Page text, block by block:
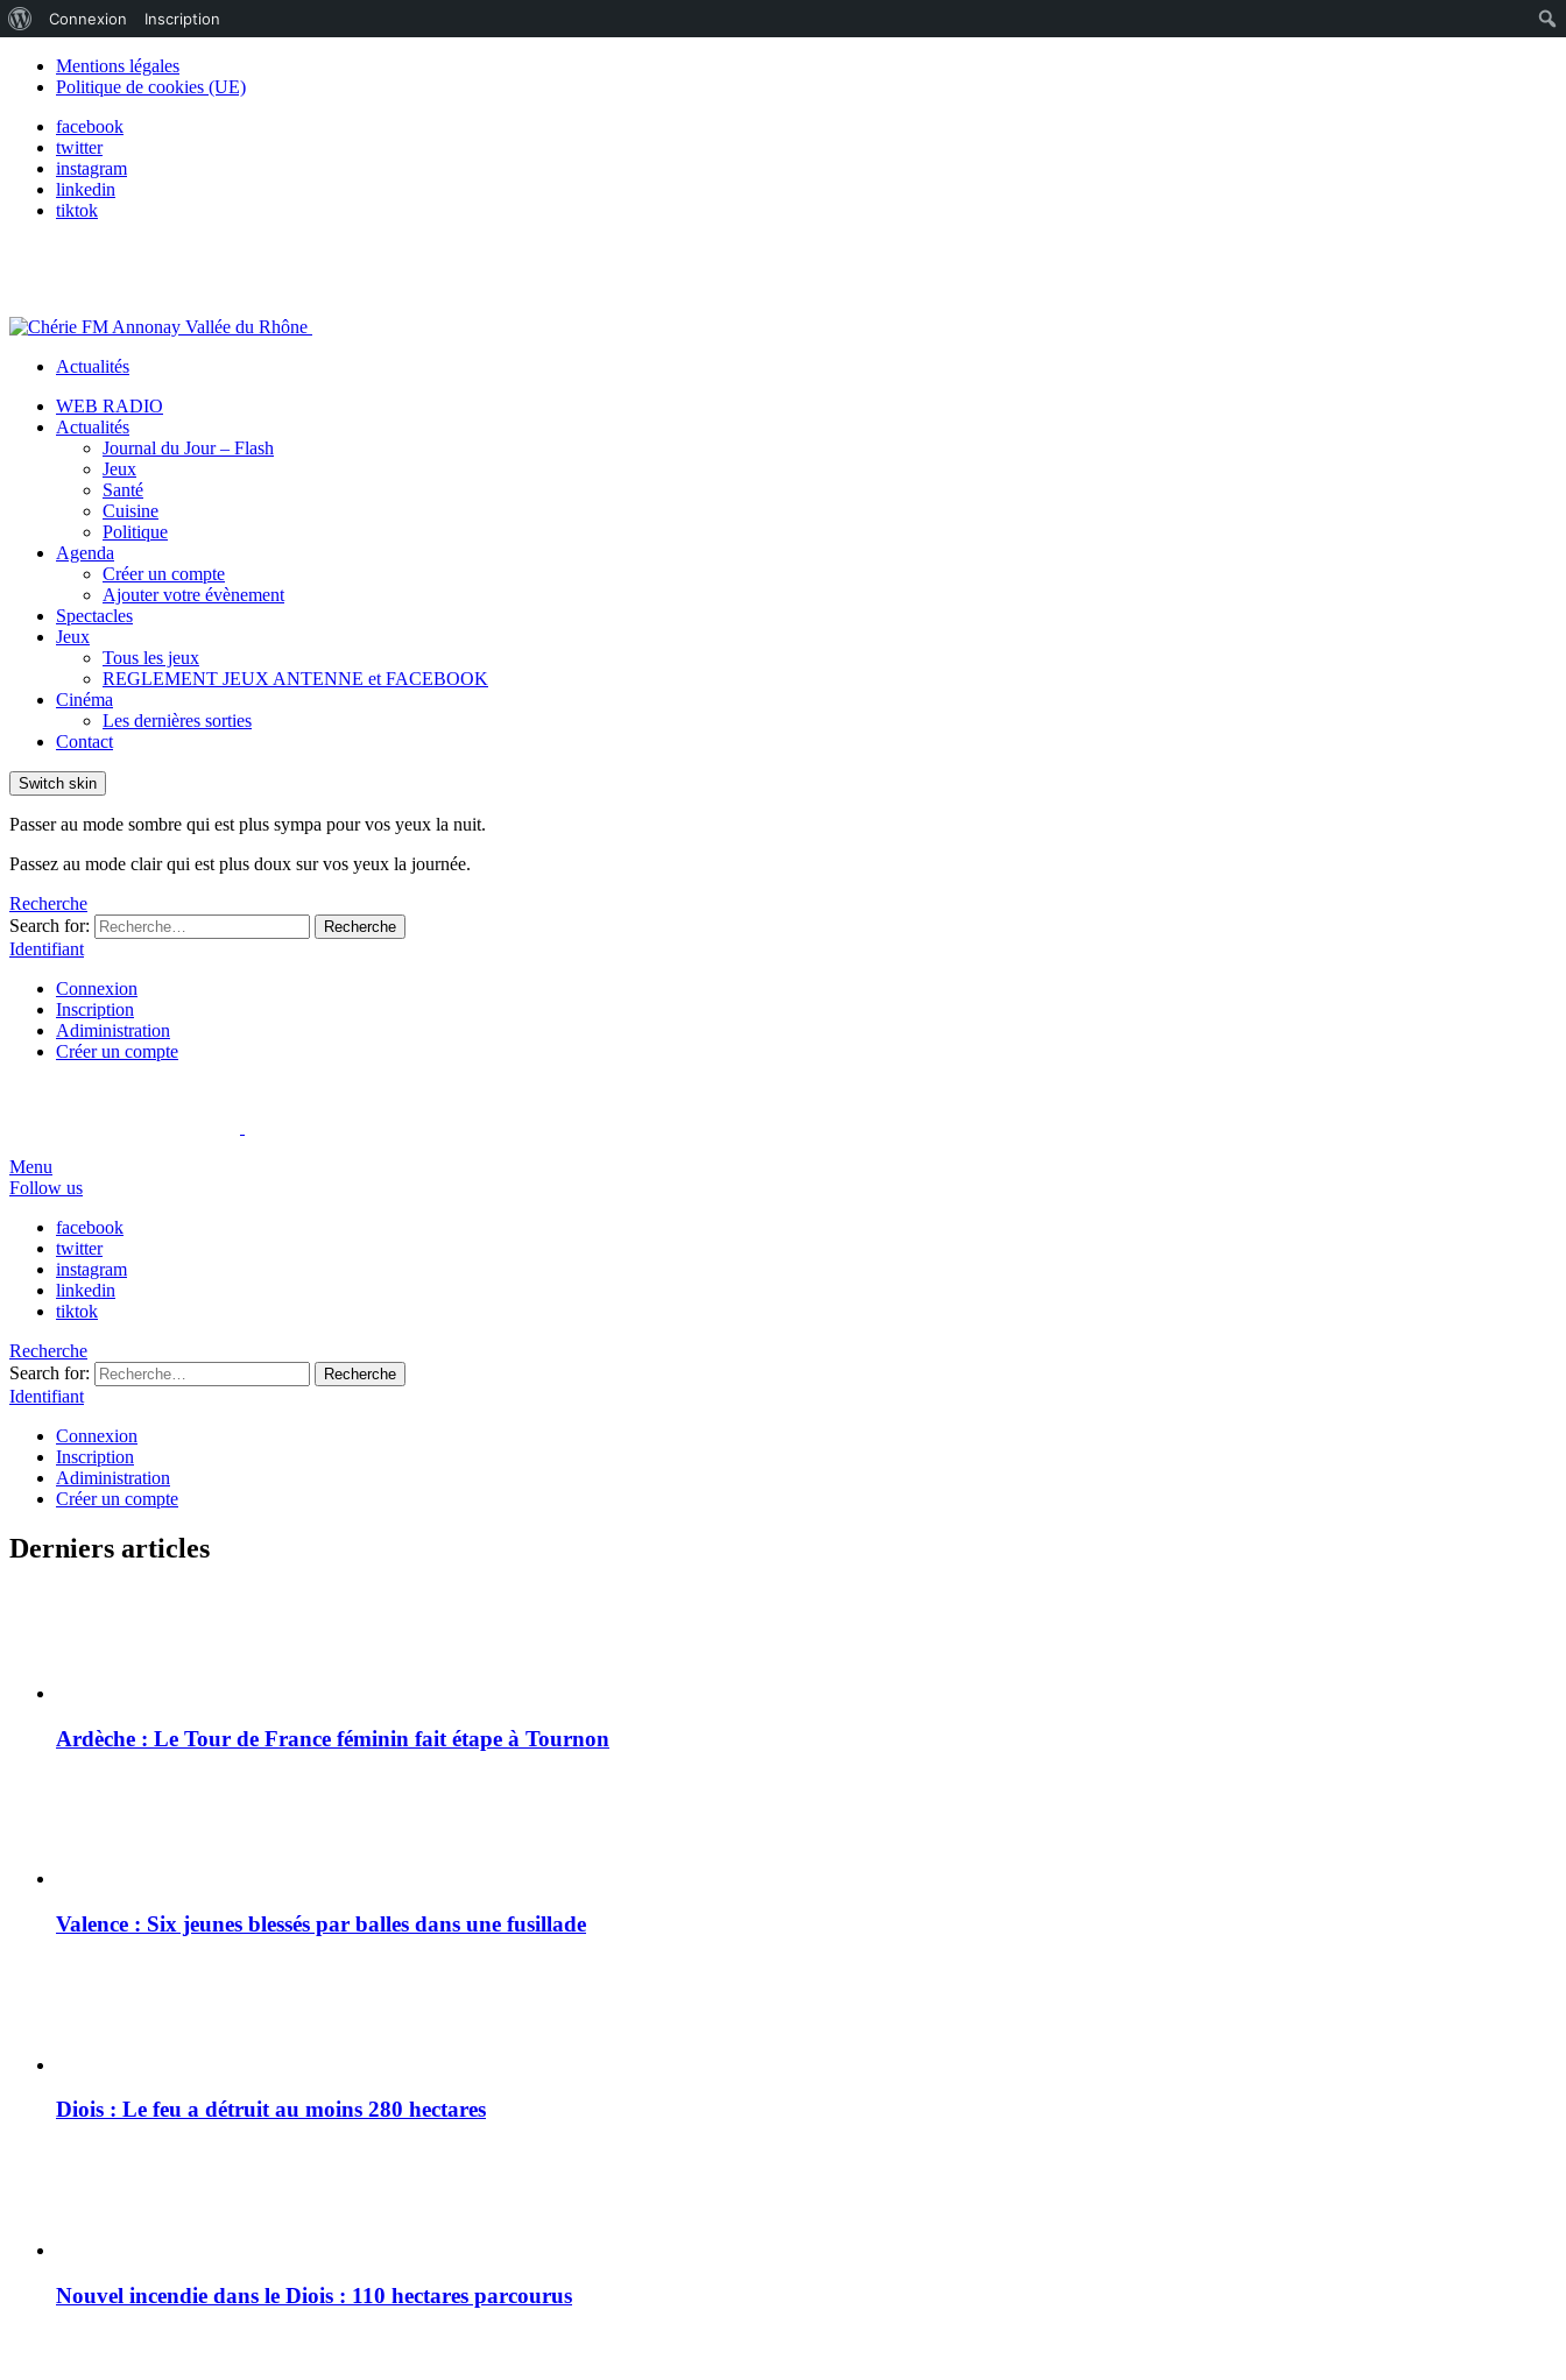
Mentions légales
Politique de cookies (UE)
facebook
twitter
instagram
linkedin
tiktok
Actualités
WEB RADIO
Actualités
Journal du Jour – Flash
Jeux
Santé
Cuisine
Politique
Agenda
Créer un compte
Ajouter votre évènement
Spectacles
Jeux
Tous les jeux
REGLEMENT JEUX ANTENNE et FACEBOOK
Cinéma
Les dernières sorties
Contact
Switch skin
Passer au mode sombre qui est plus sympa pour vos yeux la nuit.
Passez au mode clair qui est plus doux sur vos yeux la journée.
Recherche
Search for:
Recherche
Identifiant
Connexion
Inscription
Adiministration
Créer un compte
Menu
Follow us
facebook
twitter
instagram
linkedin
tiktok
Recherche
Search for:
Recherche
Identifiant
Connexion
Inscription
Adiministration
Créer un compte
Derniers articles
Ardèche : Le Tour de France féminin fait étape à Tournon
Valence : Six jeunes blessés par balles dans une fusillade
Diois : Le feu a détruit au moins 280 hectares
Nouvel incendie dans le Diois : 110 hectares parcourus
de
WordPress
Connexion Inscription